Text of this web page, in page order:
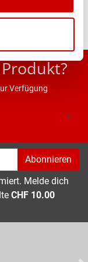
Verfügung
Abonnieren
Melde dich
CHF 10.00